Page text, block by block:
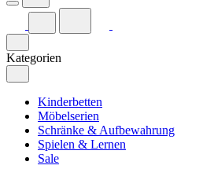
Kategorien
Kinderbetten
Möbelserien
Schränke & Aufbewahrung
Spielen & Lernen
Sale